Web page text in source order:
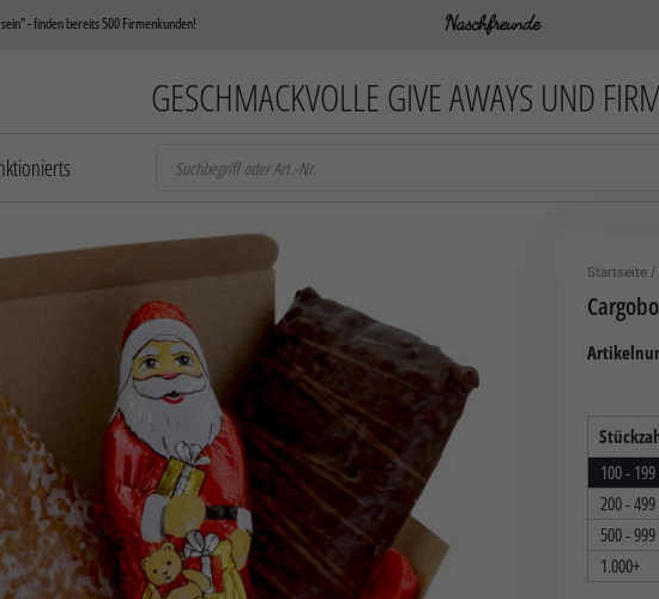
- finden bereits 500 Firmenkunden!
GESCHMACKVOLLE GIVE AWAYS UND
Startseite/
100 - 199
200 - 499
500 - 999
1.000+